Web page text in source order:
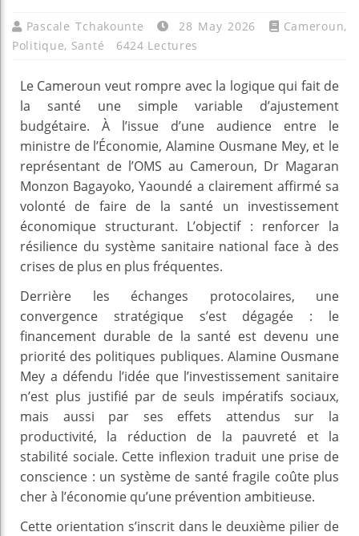
Pascale Tchakounte 28 May 2026 Cameroun,
Politique, Santé 6424 Lectures
Le Cameroun veut rompre avec la logique qui fait de
la santé une simple variable d’ajustement
budgétaire. À l’issue d’une audience entre le
ministre de l’Économie, Alamine Ousmane Mey, et le
représentant de l’OMS au Cameroun, Dr Magaran
Monzon Bagayoko, Yaoundé a clairement affirmé sa
volonté de faire de la santé un investissement
économique structurant. L’objectif : renforcer la
résilience du système sanitaire national face à des
crises de plus en plus fréquentes.
Derrière les échanges protocolaires, une
convergence stratégique s’est dégagée : le
financement durable de la santé est devenu une
priorité des politiques publiques. Alamine Ousmane
Mey a défendu l’idée que l’investissement sanitaire
n’est plus justifié par de seuls impératifs sociaux,
mais aussi par ses effets attendus sur la
productivité, la réduction de la pauvreté et la
stabilité sociale. Cette inflexion traduit une prise de
conscience : un système de santé fragile coûte plus
cher à l’économie qu’une prévention ambitieuse.
Cette orientation s’inscrit dans le deuxième pilier de